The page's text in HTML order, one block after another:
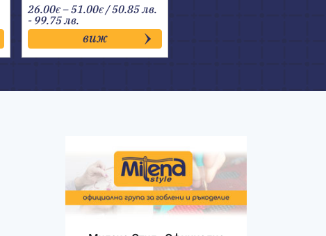
26.00€ –51.00€Price
range:
26.00€
through
51.00€
/ 50.85 лв.
- 99.75 лв.
виж